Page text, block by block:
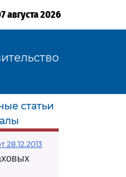
августа 2026
статьи
28.12.2013